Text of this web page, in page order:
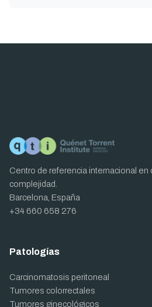
Centro de referencia internacional en
complejidad.
Barcelona, España
+34 660 658 276
Patologías
Carcinomatosis peritoneal
Tumores colorrectales
Tumores ginecológicos